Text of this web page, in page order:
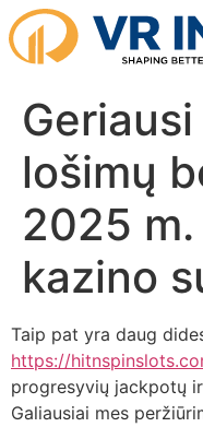
Geriausi
lošimų
2025
kazino
Taip pat yra daug
https://
progresyvių jackpotų
Galiausiai mes